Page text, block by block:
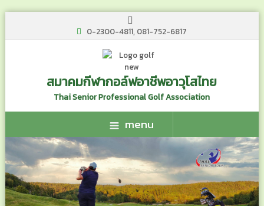
0-2300-4811, 081-752-6817
สมาคมกีฬากอล์ฟอาชีพอาวุโสไทย
Thai Senior Professional Golf Association
menu